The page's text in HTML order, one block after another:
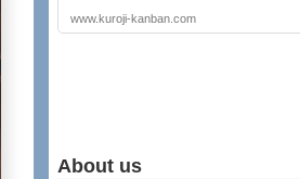
www.kuroji-kanban.com
About us